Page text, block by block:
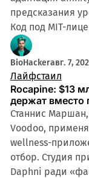
предсказания
Код под MIT-
BioHackerавг. 7,
Лайфстаил
Rocapine: $13
держат вместо
Станнис
Voodoo,
wellness-
отбор. Студия
Daphni ради